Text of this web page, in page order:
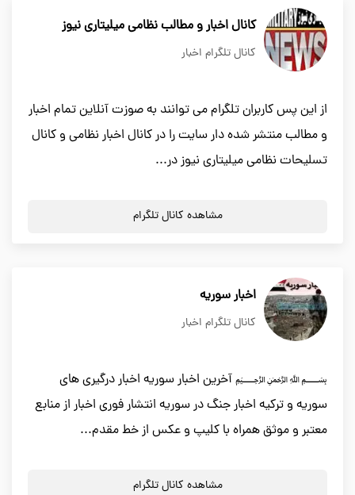
کانال اخبار و مطالب نظامی میلیتاری نیوز
کانال تلگرام اخبار
از این پس کاربران تلگرام می توانند به صوزت آنلاین تمام اخبار
و مطالب منتشر شده دار سایت را در کانال اخبار نظامی و کانال
تسلیحات نظامی میلیتاری نیوز در...
مشاهده کانال تلگرام
اخبار سوریه
کانال تلگرام اخبار
﷽ آخرین اخبار سوریه اخبار درگیری های
سوریه و ترکیه اخبار جنگ در سوریه انتشار فوری اخبار از منابع
معتبر و موثق همراه با کلیپ و عکس از خط مقدم...
مشاهده کانال تلگرام